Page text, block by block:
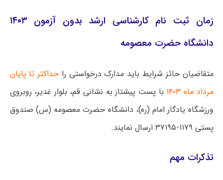
زمان ثبت نام کارشناسی ارشد بدون آزمون ۱۴۰۳
دانشگاه حضرت معصومه
متقاضیان حائز شرایط باید مدارک درخواستی را حداکثر تا پایان
مرداد ماه ۱۴۰۳
با پست پیشتاز به نشانی قم، بلوار غدیر، روبروی
ورزشگاه یادگار امام (ره)، دانشگاه حضرت معصومه (س) صندوق
پستی ۱۱۷۹-۳۷۱۹۵ ارسال نمایند.
تذکرات مهم